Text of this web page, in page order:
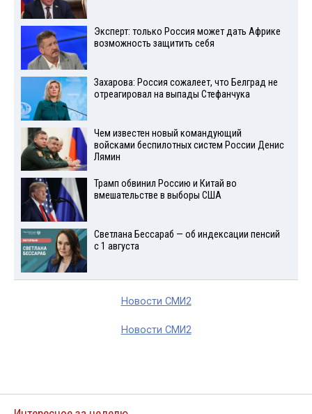
Эксперт: только Россия может дать Африке
возможность защитить себя
Захарова: Россия сожалеет, что Белград не
отреагировал на выпады Стефанчука
Чем известен новый командующий
войсками беспилотных систем России Денис
Лямин
Трамп обвинил Россию и Китай во
вмешательстве в выборы США
Светлана Бессараб — об индексации пенсий
с 1 августа
Новости СМИ2
Новости СМИ2